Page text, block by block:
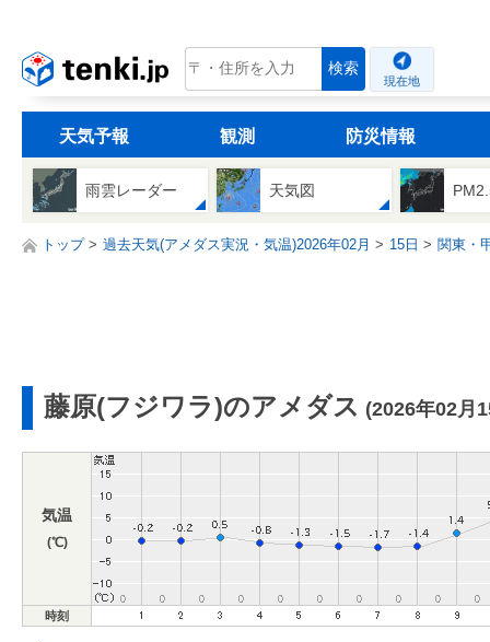
tenki.jp 検索
現在地
天気予報 観測 防災情報
雨雲レーダー 天気図
トップ 過去天気(アメダス実況・気温)2026年02月 15日 関東・
藤原(フジワラ)のアメダス (2026年02月
気温
(℃)
時刻